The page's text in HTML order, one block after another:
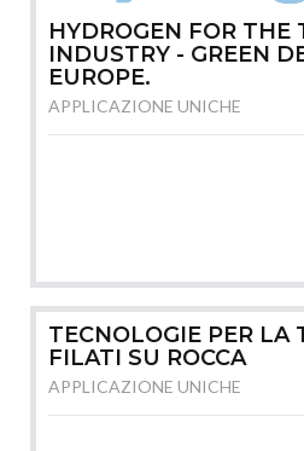
HYDROGEN FOR THE
INDUSTRY - GREEN
EUROPE.
APPLICAZIONE UNICHE
TECNOLOGIE PER LA
FILATI SU ROCCA
APPLICAZIONE UNICHE